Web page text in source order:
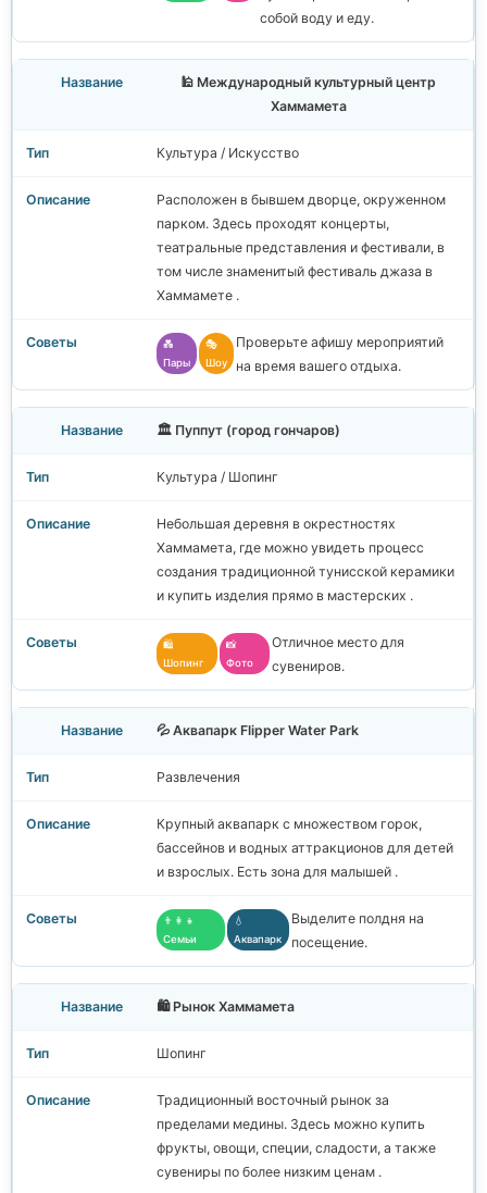
собой воду и еду.
🕌 Международный культурный центр
Хаммамета
Культура / Искусство
Расположен в бывшем дворце, окруженном
парком. Здесь проходят концерты,
театральные представления и фестивали, в
том числе знаменитый фестиваль джаза в
Хаммамете .
💑
Пары
🎭
Шоу
Проверьте афишу мероприятий
на время вашего отдыха.
🏛️ Пуппут (город гончаров)
Культура / Шопинг
Небольшая деревня в окрестностях
Хаммамета, где можно увидеть процесс
создания традиционной тунисской керамики
и купить изделия прямо в мастерских .
🛍️
Шопинг
📸
Фото
Отличное место для
сувениров.
💦 Аквапарк Flipper Water Park
Развлечения
Крупный аквапарк с множеством горок,
бассейнов и водных аттракционов для детей
и взрослых. Есть зона для малышей .
👨‍👩‍👧
Семьи
💧
Аквапарк
Выделите полдня на
посещение.
🛍️ Рынок Хаммамета
Шопинг
Традиционный восточный рынок за
пределами медины. Здесь можно купить
фрукты, овощи, специи, сладости, а также
сувениры по более низким ценам .